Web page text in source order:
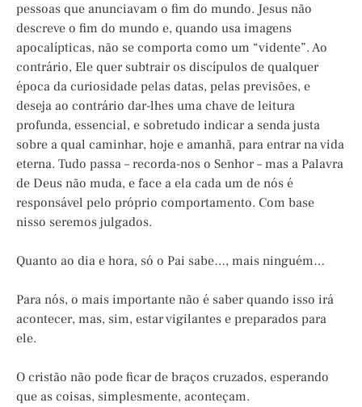
pessoas que anunciavam o fim do mundo. Jesus não
descreve o fim do mundo e, quando usa imagens
apocalípticas, não se comporta como um “vidente”. Ao
contrário, Ele quer subtrair os discípulos de qualquer
época da curiosidade pelas datas, pelas previsões, e
deseja ao contrário dar-lhes uma chave de leitura
profunda, essencial, e sobretudo indicar a senda justa
sobre a qual caminhar, hoje e amanhã, para entrar na vida
eterna. Tudo passa – recorda-nos o Senhor – mas a Palavra
de Deus não muda, e face a ela cada um de nós é
responsável pelo próprio comportamento. Com base
nisso seremos julgados.
Quanto ao dia e hora, só o Pai sabe…, mais ninguém…
Para nós, o mais importante não é saber quando isso irá
acontecer, mas, sim, estar vigilantes e preparados para
ele.
O cristão não pode ficar de braços cruzados, esperando
que as coisas, simplesmente, aconteçam.